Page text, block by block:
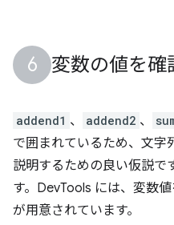
変数の値を確
addend1 、 addend2 、
で囲まれているため、文字
説明するための良い仮説で
す。DevTools には、変数
が用意されています。